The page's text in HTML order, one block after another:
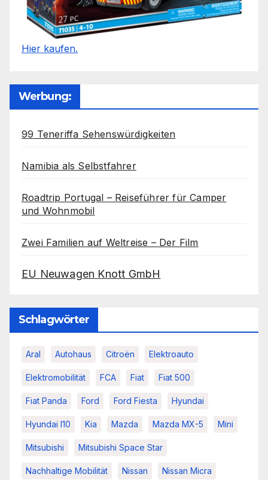
Hier kaufen.
Werbung:
99 Teneriffa Sehenswürdigkeiten
Namibia als Selbstfahrer
Roadtrip Portugal – Reiseführer für Camper
und Wohnmobil
Zwei Familien auf Weltreise – Der Film
EU Neuwagen Knott GmbH
Schlagwörter
Aral Autohaus Citroën Elektroauto
Elektromobilität FCA Fiat Fiat 500
Fiat Panda Ford Ford Fiesta Hyundai
Hyundai I10 Kia Mazda Mazda MX-5 Mini
Mitsubishi Mitsubishi Space Star
Nachhaltige Mobilität Nissan Nissan Micra